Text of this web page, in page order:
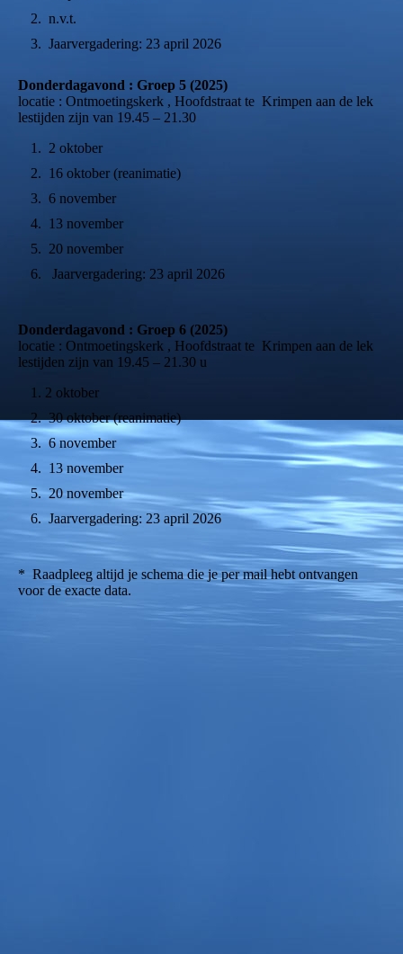
n.v.t.
Jaarvergadering: 23 april 2026
Donderdagavond : Groep 5 (2025)
locatie : Ontmoetingskerk , Hoofdstraat te Krimpen aan de lek
lestijden zijn van 19.45 – 21.30
2 oktober
16 oktober (reanimatie)
6 november
13 november
20 november
Jaarvergadering: 23 april 2026
Donderdagavond : Groep 6 (2025)
locatie : Ontmoetingskerk , Hoofdstraat te Krimpen aan de lek
lestijden zijn van 19.45 – 21.30 u
2 oktober
30 oktober (reanimatie)
6 november
13 november
20 november
Jaarvergadering: 23 april 2026
* Raadpleeg altijd je schema die je per mail hebt ontvangen
voor de exacte data.